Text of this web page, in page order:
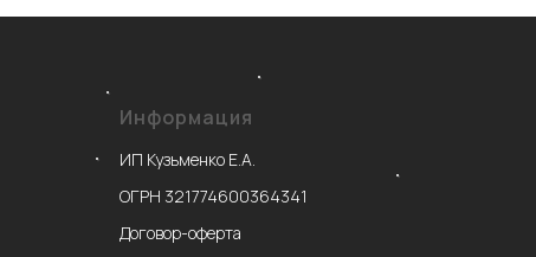
Информация
ИП Кузьменко Е.А.
ОГРН 321774600364341
Договор-оферта